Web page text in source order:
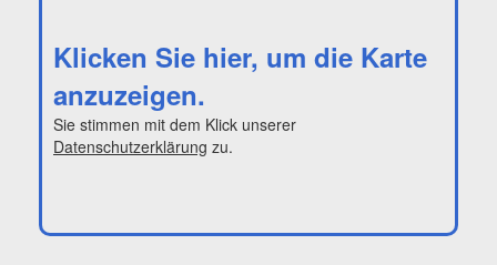
Klicken Sie hier, um die Karte
anzuzeigen.
Sie stimmen mit dem Klick unserer
Datenschutzerklärung zu.